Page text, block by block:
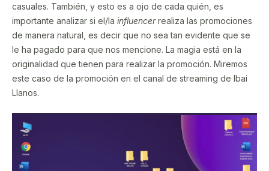
casuales. También, y esto es a ojo de cada quién, es
importante analizar si el/la influencerrealiza las promociones
de manera natural, es decir que no sea tan evidente que se
le ha pagado para que nos mencione. La magia está en la
originalidad que tienen para realizar la promoción. Miremos
este caso de la promoción en el canal de streaming de Ibai
Llanos.